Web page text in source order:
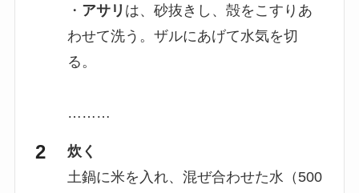
・ アサリ は、砂抜きし、殻をこすりあ
わせて洗う。ザルにあげて水気を切
る。
………
炊く
土鍋に米を入れ、混ぜ合わせた水（500